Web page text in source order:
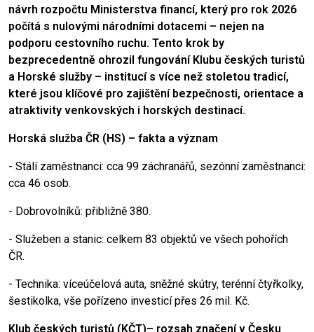
návrh rozpočtu Ministerstva financí, který pro rok 2026
počítá s nulovými národními dotacemi – nejen na
podporu cestovního ruchu. Tento krok by
bezprecedentně ohrozil fungování Klubu českých turistů
a Horské služby – institucí s více než stoletou tradicí,
které jsou klíčové pro zajištění bezpečnosti, orientace a
atraktivity venkovských i horských destinací.
Horská služba ČR (HS) – fakta a význam
- Stálí zaměstnanci: cca 99 záchranářů, sezónní zaměstnanci:
cca 46 osob.
- Dobrovolníků: přibližně 380.
- Služeben a stanic: celkem 83 objektů ve všech pohořích
ČR.
- Technika: víceúčelová auta, sněžné skútry, terénní čtyřkolky,
šestikolka, vše pořízeno investicí přes 26 mil. Kč.
Klub českých turistů (KČT)– rozsah značení v Česku